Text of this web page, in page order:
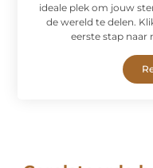
ideale plek om jouw
de wereld te delen.
eerste stap naar